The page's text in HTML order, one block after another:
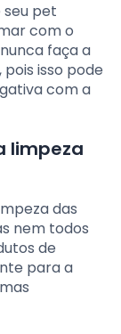
seu pet
com o
faça a
isso pode
com a
limpeza
das
nem todos
de
para a